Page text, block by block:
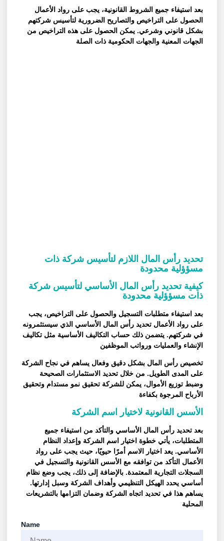
بعد استيفاء جميع الشروط القانونية، يجب على رواد الأعمال
الحصول على التراخيص والتصاريح الضرورية لتأسيس شركتهم
بشكل قانوني وشرعي. يمكن الحصول على هذه التراخيص من
الجهات المعنية والجهات الحكومية ذات الصلة
تحديد رأس المال اللازم لتأسيس شركة ذات
مسؤؤلية محدودة
كيفية تحديد رأس المال الأساسي لتأسيس شركة
ذات مسؤؤلية محدودة
بعد استيفاء متطلبات التسجيل والحصول على التراخيص، يجب
على رواد الأعمال تحديد رأس المال الأساسي الذي سيستثمرونه
في شركتهم. يتضمن ذلك حساب التكاليف الأساسية مثل تكاليف
الإنشاء والعمليات ورواتب الموظفين
تخصيص رأس المال بشكل دقيق وفعال يساهم في نجاح الشركة
على المدى الطويل. من خلال تحديد الاستثمارات الصحيحة
وضبط توزيع الأموال، يمكن للشركة تحقيق نمو مستدام وتحقيق
الأرباح المرجوة بكفاءة
الأسس القانونية لاختيار اسم الشركة
بعد تحديد رأس المال الأساسي والتأكد من استيفاء جميع
المتطلبات، يأتي خطوة اختيار اسم الشركة وإعداد النظام
الأساسي. يعد اختيار الاسم أمرًا حيويًا، حيث يجب على رواد
الأعمال التأكد من توافقه مع الأسس القانونية والتسجيل في
السجلات التجارية المعتمدة. بالإضافة إلى ذلك، يجب وضع نظام
أساسي يحدد الهيكل التنظيمي وأهداف الشركة وسبل إدارتها.
يساهم هذا في تحديد اتجاه الشركة وضمان التزامها بالتشريعات
المحلية
Name